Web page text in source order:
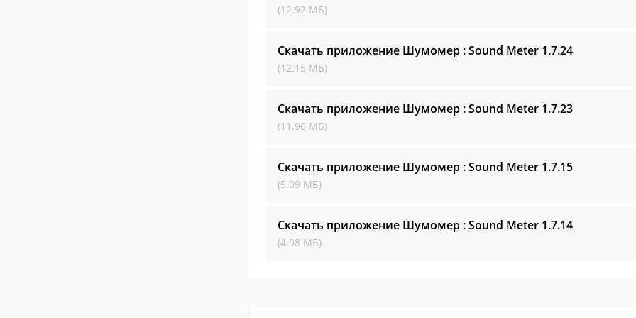
(12.92 МБ)
Скачать приложение Шумомер : Sound Meter 1.7.24
(12.15 МБ)
Скачать приложение Шумомер : Sound Meter 1.7.23
(11.96 МБ)
Скачать приложение Шумомер : Sound Meter 1.7.15
(5.09 МБ)
Скачать приложение Шумомер : Sound Meter 1.7.14
(4.98 МБ)